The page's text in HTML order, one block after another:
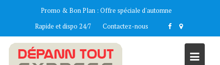
Promo & Bon Plan : Offre spéciale d'automne
Rapide et dispo 24/7
Contactez-nous